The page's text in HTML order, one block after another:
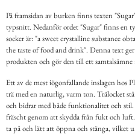
På framsidan av burken finns texten
typsnitt. Nedanför ordet "Sugar" finns en
socker är: "a sweet crystalline substance
the taste of food and drink". Denna text
produkten och gör den till ett samtalsämne
Ett av de mest iögonfallande inslagen hos
trä med en naturlig, varm ton. Trälocket
och bidrar med både funktionalitet och
fräscht genom att skydda från fukt och
ta på och lätt att öppna och stänga, vilket